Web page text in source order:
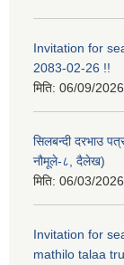
Invitation for
2083-02-26 !!
मिति: 06/09/
सिलबन्दी दरभाउ
नौमूले-८, दैलेख)
मिति: 06/03/
Invitation for
mathilo talaa